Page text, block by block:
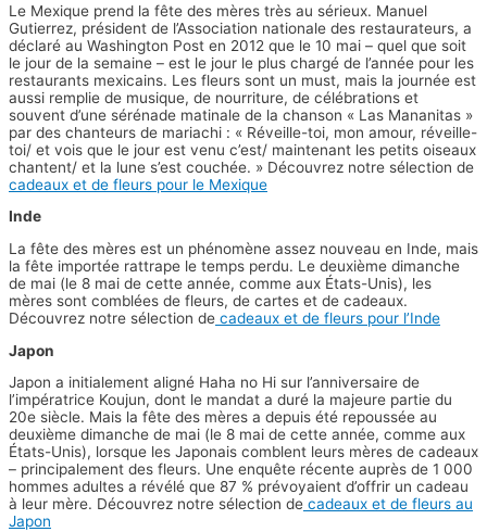
Le Mexique prend la fête des mères très au sérieux. Manuel
Gutierrez, président de l’Association nationale des restaurateurs, a
déclaré au Washington Post en 2012 que le 10 mai – quel que soit
le jour de la semaine – est le jour le plus chargé de l’année pour les
restaurants mexicains. Les fleurs sont un must, mais la journée est
aussi remplie de musique, de nourriture, de célébrations et
souvent d’une sérénade matinale de la chanson « Las Mananitas »
par des chanteurs de mariachi : « Réveille-toi, mon amour, réveille-
toi/ et vois que le jour est venu c’est/ maintenant les petits oiseaux
chantent/ et la lune s’est couchée. » Découvrez notre sélection de
cadeaux et de fleurs pour le Mexique
Inde
La fête des mères est un phénomène assez nouveau en Inde, mais
la fête importée rattrape le temps perdu. Le deuxième dimanche
de mai (le 8 mai de cette année, comme aux États-Unis), les
mères sont comblées de fleurs, de cartes et de cadeaux.
Découvrez notre sélection de cadeaux et de fleurs pour l’Inde
Japon
Japon a initialement aligné Haha no Hi sur l’anniversaire de
l’impératrice Koujun, dont le mandat a duré la majeure partie du
20e siècle. Mais la fête des mères a depuis été repoussée au
deuxième dimanche de mai (le 8 mai de cette année, comme aux
États-Unis), lorsque les Japonais comblent leurs mères de cadeaux
– principalement des fleurs. Une enquête récente auprès de 1 000
hommes adultes a révélé que 87 % prévoyaient d’offrir un cadeau
à leur mère. Découvrez notre sélection de cadeaux et de fleurs au
Japon